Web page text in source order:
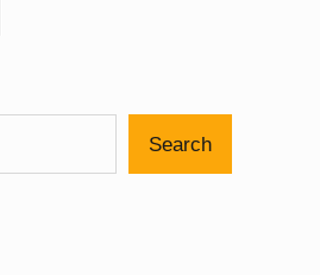
Search